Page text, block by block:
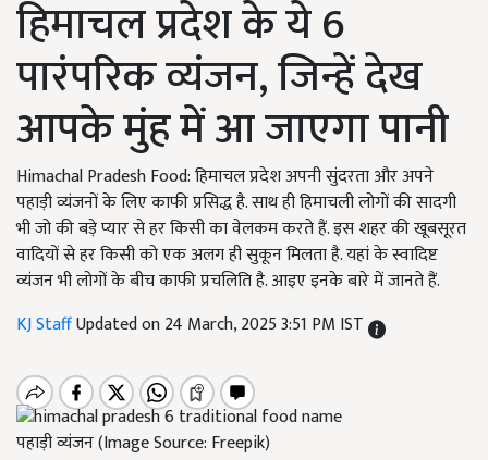
हिमाचल प्रदेश के ये 6
पारंपरिक व्यंजन, जिन्हें देख
आपके मुंह में आ जाएगा पानी
Himachal Pradesh Food: हिमाचल प्रदेश अपनी सुंदरता और अपने
पहाड़ी व्यंजनों के लिए काफी प्रसिद्ध है. साथ ही हिमाचली लोगों की सादगी
भी जो की बड़े प्यार से हर किसी का वेलकम करते हैं. इस शहर की खूबसूरत
वादियों से हर किसी को एक अलग ही सुकून मिलता है. यहां के स्वादिष्ट
व्यंजन भी लोगों के बीच काफी प्रचलिति है. आइए इनके बारे में जानते हैं.
KJ StaffUpdated on 24 March, 2025 3:51 PM IST
पहाड़ी व्यंजन (Image Source: Freepik)